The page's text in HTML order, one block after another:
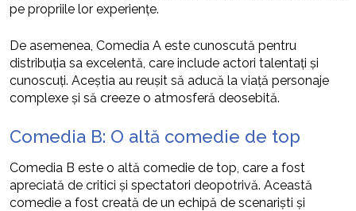
pe propriile lor experiențe.
De asemenea, Comedia A este cunoscută pentru
distribuția sa excelentă, care include actori talentați și
cunoscuți. Aceștia au reușit să aducă la viață personaje
complexe și să creeze o atmosferă deosebită.
Comedia B: O altă comedie de top
Comedia B este o altă comedie de top, care a fost
apreciată de critici și spectatori deopotrivă. Această
comedie a fost creată de un echipă de scenariști și